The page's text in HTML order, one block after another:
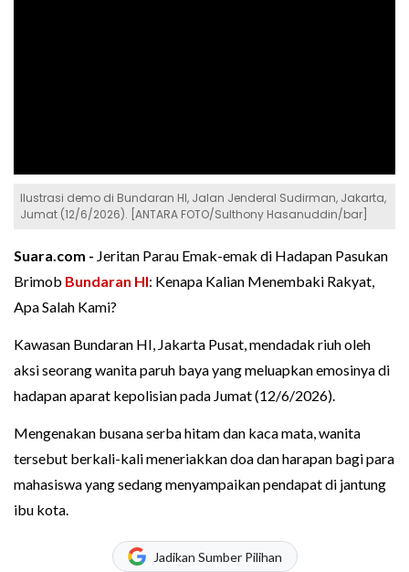
Ilustrasi demo di Bundaran HI, Jalan Jenderal Sudirman, Jakarta,
Jumat (12/6/2026). [ANTARA FOTO/Sulthony Hasanuddin/bar]
Suara.com - Jeritan Parau Emak-emak di Hadapan Pasukan
Brimob Bundaran HI: Kenapa Kalian Menembaki Rakyat,
Apa Salah Kami?
Kawasan Bundaran HI, Jakarta Pusat, mendadak riuh oleh
aksi seorang wanita paruh baya yang meluapkan emosinya di
hadapan aparat kepolisian pada Jumat (12/6/2026).
Mengenakan busana serba hitam dan kaca mata, wanita
tersebut berkali-kali meneriakkan doa dan harapan bagi para
mahasiswa yang sedang menyampaikan pendapat di jantung
ibu kota.
Jadikan Sumber Pilihan